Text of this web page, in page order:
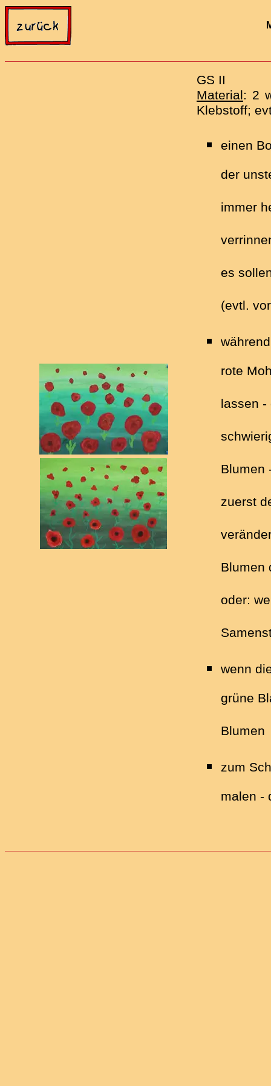
GS II
Material: 2
Klebstoff;
einen
der
immer
es
(evtl.
rote
lassen
Blumen
zuerst
Blumen
oder:
wenn
grüne
Blumen
zum
malen -